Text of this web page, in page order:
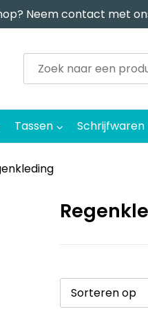
Neem contact met
Tassen Schrijfwaren